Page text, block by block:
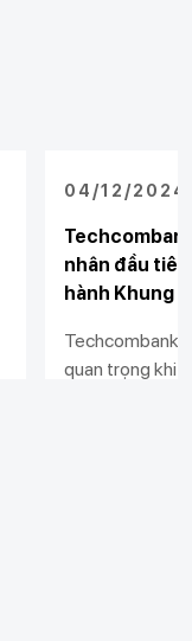
04/12/2024
nhân đầu
hành Khung
Techcombank
quan trọng khi